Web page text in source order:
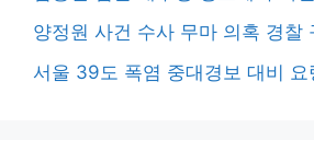
양정원 사건 수사 무마 의혹 경찰
서울 39도 폭염 중대경보 대비 요